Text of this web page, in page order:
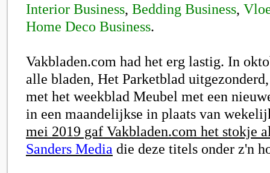
Interior Business, Bedding Business,
Home Deco Business.
Vakbladen.com had het erg lastig. In
alle bladen, Het Parketblad
met het weekblad Meubel met een
in een maandelijkse in plaats van
mei 2019 gaf Vakbladen.com het stokje
Sanders Media die deze titels onder z'n